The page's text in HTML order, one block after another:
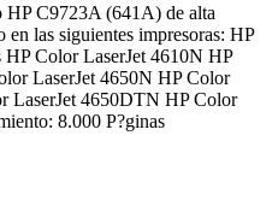
HP C9723A (641A) de alta
en las siguientes impresoras: HP
HP Color LaserJet 4610N HP
LaserJet 4650N HP Color
LaserJet 4650DTN HP Color
8.000 P?ginas